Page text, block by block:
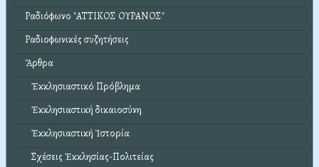
Ραδιόφωνο "ΑΤΤΙΚΟΣ ΟΥΡΑΝΟΣ"
Ραδιοφωνικές συζητήσεις
Ἄρθρα
Ἐκκλησιαστικό Πρόβλημα
Ἐκκλησιαστική δικαιοσύνη
Ἐκκλησιαστική Ἱστορία
Σχέσεις Ἐκκλησίας-Πολιτείας